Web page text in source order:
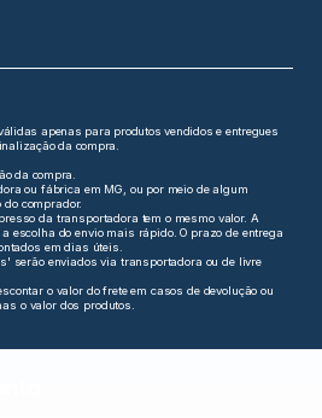
apenas para produtos vendidos e entregues
da compra.
da compra.
ou fábrica em MG, ou por meio de algum
do comprador.
da transportadora tem o mesmo valor. A
escolha do envio mais rápido. O prazo de entrega
em dias úteis.
serão enviados via transportadora ou de livre
o valor do frete em casos de devolução ou
o valor dos produtos.